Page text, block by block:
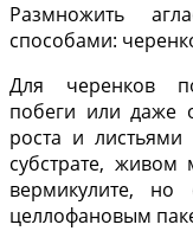
Размножить
способами:
Для черенков
побеги или даже
роста и
субстрате, живом
вермикулите,
целлофановым